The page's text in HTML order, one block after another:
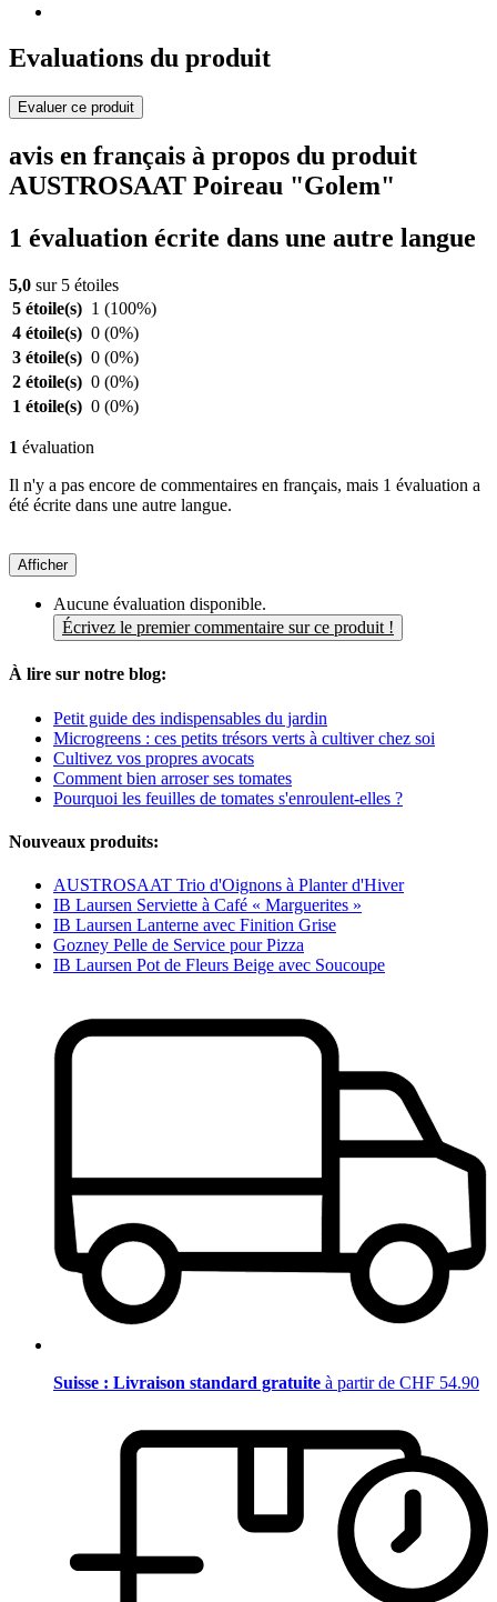
Evaluations du produit
Evaluer ce produit
avis en français à propos du produit
AUSTROSAAT Poireau "Golem"
1 évaluation écrite dans une autre langue
5,0 sur 5 étoiles
5 étoile(s) 1 (100%)
4 étoile(s) 0 (0%)
3 étoile(s) 0 (0%)
2 étoile(s) 0 (0%)
1 étoile(s) 0 (0%)
1 évaluation
Il n'y a pas encore de commentaires en français, mais 1 évaluation a
été écrite dans une autre langue.
Afficher
Aucune évaluation disponible.
Écrivez le premier commentaire sur ce produit !
À lire sur notre blog:
Petit guide des indispensables du jardin
Microgreens : ces petits trésors verts à cultiver chez soi
Cultivez vos propres avocats
Comment bien arroser ses tomates
Pourquoi les feuilles de tomates s'enroulent-elles ?
Nouveaux produits:
AUSTROSAAT Trio d'Oignons à Planter d'Hiver
IB Laursen Serviette à Café « Marguerites »
IB Laursen Lanterne avec Finition Grise
Gozney Pelle de Service pour Pizza
IB Laursen Pot de Fleurs Beige avec Soucoupe
Suisse : Livraison standard gratuite à partir de CHF 54.90